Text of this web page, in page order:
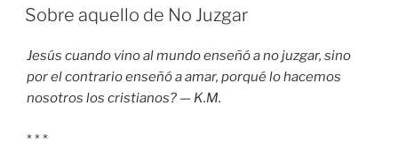
EL
Sobre aquello de No Juzgar
Jesús cuando vino al mundo enseñó a no juzgar, sino
por el contrario enseñó a amar, porqué lo hacemos
nosotros los cristianos? — K.M.
* * *